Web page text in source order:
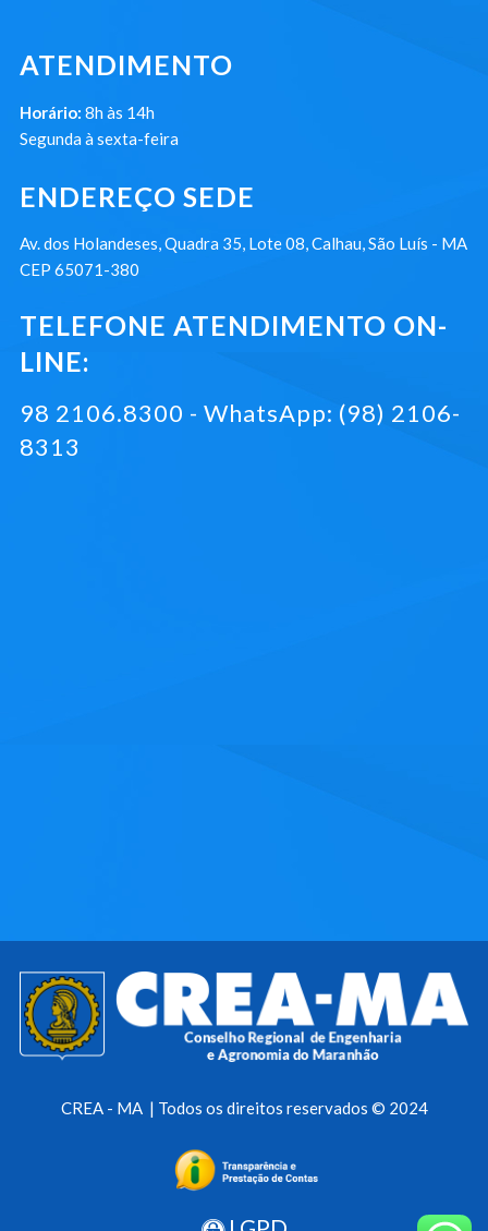
ATENDIMENTO
Horário: 8h às 14h
Segunda à sexta-feira
ENDEREÇO SEDE
Av. dos Holandeses, Quadra 35, Lote 08, Calhau, São Luís - MA
CEP 65071-380
TELEFONE ATENDIMENTO ON-
LINE:
98 2106.8300 - WhatsApp: (98) 2106-
8313
CREA - MA | Todos os direitos reservados © 2024